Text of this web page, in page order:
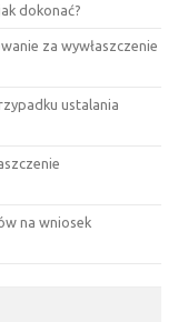
dokonać?
za wywłaszczenie
ustalania
na wniosek